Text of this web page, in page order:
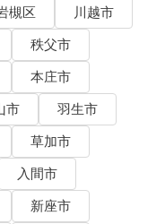
槻区
川越市
秩父市
本庄市
市
羽生市
草加市
入間市
新座市